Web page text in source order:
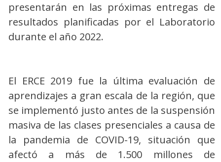
presentarán en las próximas entregas de
resultados planificadas por el Laboratorio
durante el año 2022.
El ERCE 2019 fue la última evaluación de
aprendizajes a gran escala de la región, que
se implementó justo antes de la suspensión
masiva de las clases presenciales a causa de
la pandemia de COVID-19, situación que
afectó a más de 1.500 millones de